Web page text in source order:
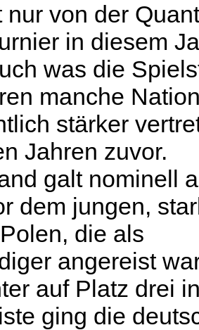
nur von der
in diesem
was die
manche
stärker
Jahren zuvor.
galt nominell
dem jungen,
die als
angereist
auf Platz drei
ging die